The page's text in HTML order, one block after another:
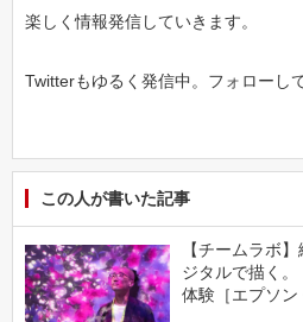
楽しく情報発信していきます。
Twitterもゆるく発信中。フォロー
この人が書いた記事
【チームラボ
ジタルで描く
体験［エプソン